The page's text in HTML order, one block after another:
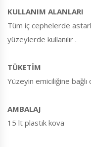
KULLANIM ALANLARI
Tüm iç cephelerde
yüzeylerde kullanılır .
TÜKETİM
Yüzeyin emiciliğine
AMBALAJ
15 lt plastik kova